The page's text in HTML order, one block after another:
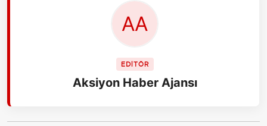
EDİTÖR
Aksiyon Haber Ajansı